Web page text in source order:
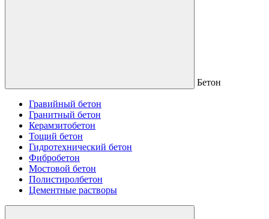
Бетон
Гравийный бетон
Гранитный бетон
Керамзитобетон
Тощий бетон
Гидротехнический бетон
Фибробетон
Мостовой бетон
Полистиролбетон
Цементные растворы